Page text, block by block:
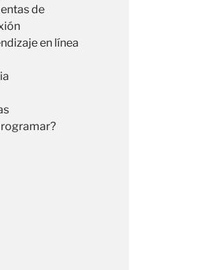
de
en línea